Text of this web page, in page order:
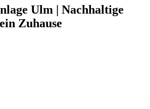
Ulm | Nachhaltige
Zuhause